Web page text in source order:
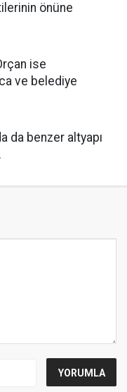
önüne
ise
ve belediye
da benzer altyapı